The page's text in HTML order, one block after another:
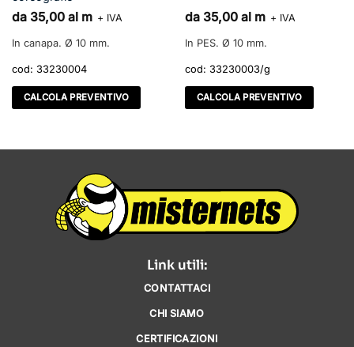
da 35,00 al m + IVA
In canapa. Ø 10 mm.
cod: 33230004
CALCOLA PREVENTIVO
da 35,00 al m + IVA
In PES. Ø 10 mm.
cod: 33230003/g
CALCOLA PREVENTIVO
Link utili:
CONTATTACI
CHI SIAMO
CERTIFICAZIONI